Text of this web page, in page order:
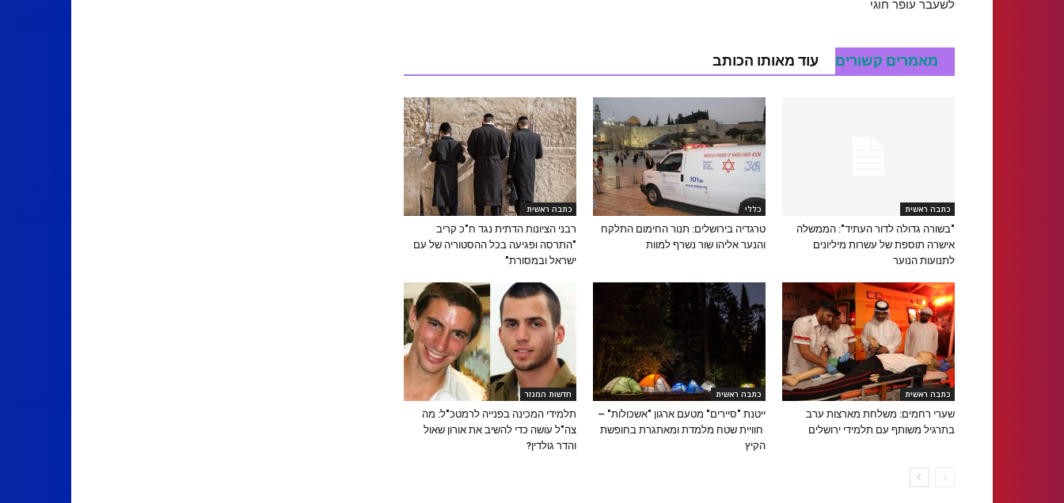
לשעבר עופר חוגי
מאמרים קשורים עוד מאותו הכותב
כתבה ראשית
"בשורה גדולה לדור העתיד": הממשלה
אישרה תוספת של עשרות מיליונים
לתנועות הנוער
כללי
טרגדיה בירושלים: תנור החימום התלקח
והנער אליהו שור נשרף למוות
כתבה ראשית
רבני הציונות הדתית נגד ח"כ קריב
"התרסה ופגיעה בכל ההסטוריה של עם
ישראל ובמסורת"
כתבה ראשית
שערי רחמים: משלחת מארצות ערב
בתרגיל משותף עם תלמידי ירושלים
כתבה ראשית
ייטנת "סיירים" מטעם ארגון "אשכולות" –
חוויית שטח מלמדת ומאתגרת בחופשת
הקיץ
חדשות המגזר
תלמידי המכינה בפנייה לרמטכ"ל: מה
צה"ל עושה כדי להשיב את אורון שאול
והדר גולדין?